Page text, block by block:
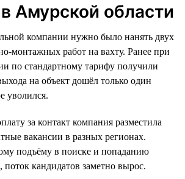
Амурской области
компании нужно было нанять двух
монтажных работ на вахту. Ранее при
по стандартному тарифу получили
на объект дошёл только один
уволился.
за контакт компания разместила
вакансии в разных регионах.
подъёму в поиске и попаданию
поток кандидатов заметно вырос.